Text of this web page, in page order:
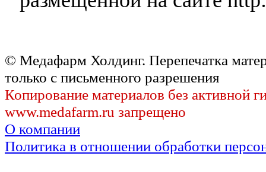
© Медафарм Холдинг. Перепечатка
только с письменного разрешения
Копирование материалов без активной
www.medafarm.ru запрещено
О компании
Политика в отношении обработки